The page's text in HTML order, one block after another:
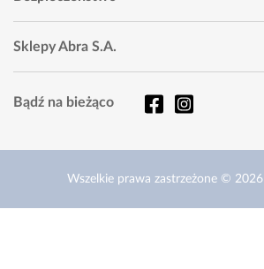
Sklepy Abra S.A.
Bądź na bieżąco
Wszelkie prawa zastrzeżone © 2026